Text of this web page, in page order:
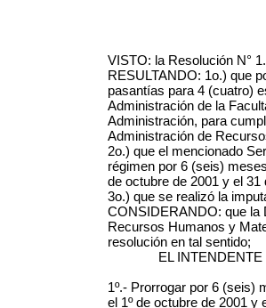
VISTO: la Resolución N°
RESULTANDO: 1o.) que
pasantías para 4 (cuatro)
Administración de la
Administración, para
Administración de
2o.) que el mencionado
régimen por 6 (seis)
de octubre de 2001 y el
3o.) que se realizó la
CONSIDERANDO: que la
Recursos Humanos y
resolución en tal sentido;
EL
1º.- Prorrogar por 6 (seis)
el 1º de octubre de 2001 y